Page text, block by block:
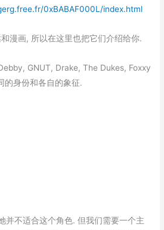
0xBABAF000L/index.html
漫画, 所以在这里也把它们介绍给你.
GNUT, Drake, The Dukes, Foxxy
的身份和各自的象征.
并不适合这个角色. 但我们需要一个主